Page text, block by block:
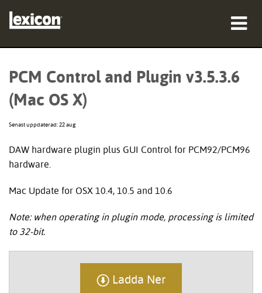
utbildning
support
PCM Control and Plugin v3.5.3.6
(Mac OS X)
Senast uppdaterad: 22 aug
DAW hardware plugin plus GUI Control for PCM92/PCM96
hardware.
Mac Update for OSX 10.4, 10.5 and 10.6
Note: when operating in plugin mode, processing is limited
to 32-bit.
Ladda Ner